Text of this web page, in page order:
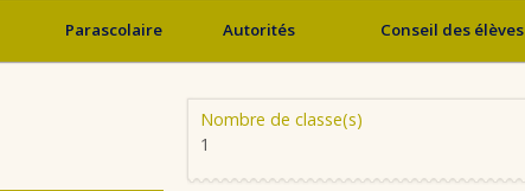
Parascolaire Autorités Conseil des élèves
Nombre de classe(s)
1